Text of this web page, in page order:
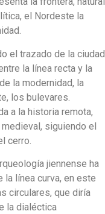
el Nordeste la
el trazado de la ciudad
la línea recta y la
la modernidad, la
los bulevares.
a la historia remota,
siguiendo el
cerro.
jiennense ha
la línea curva, en este
circulares, que diría
la dialéctica